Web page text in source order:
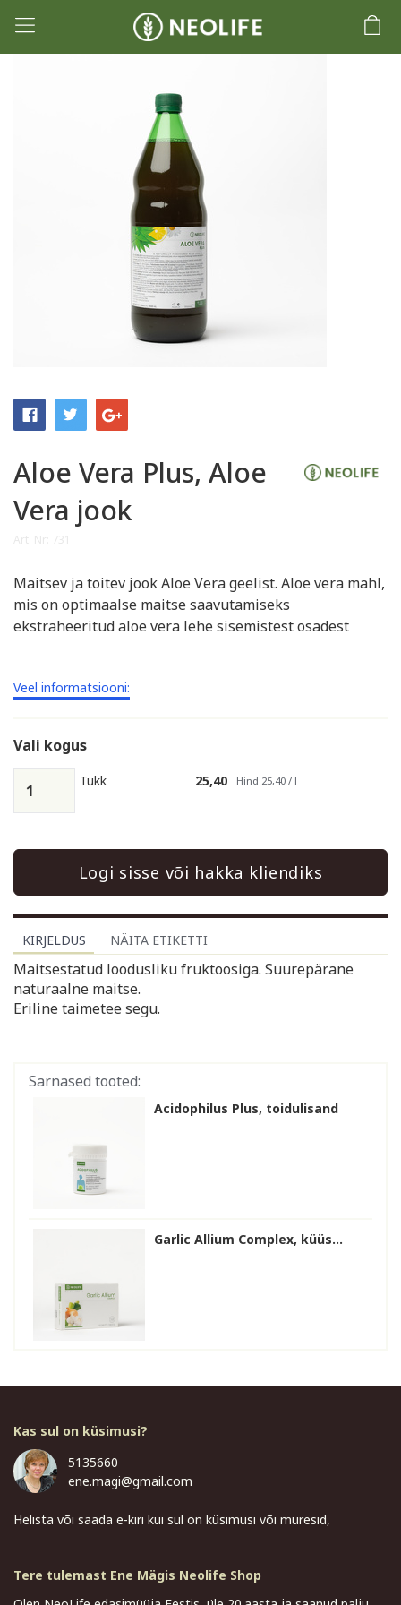
Aloe Vera Plus, Aloe
Vera jook
Maitsev ja toitev jook Aloe Vera geelist. Aloe vera mahl,
mis on optimaalse maitse saavutamiseks
ekstraheeritud aloe vera lehe sisemistest osadest
Veel informatsiooni:
Vali kogus
Tükk 25,40 Hind 25,40 / l
Logi sisse või hakka kliendiks
KIRJELDUS NÄITA ETIKETTI
Maitsestatud loodusliku fruktoosiga. Suurepärane
naturaalne maitse.
Eriline taimetee segu.
Sarnased tooted:
Acidophilus Plus, toidulisand
Garlic Allium Complex, küüs...
Kas sul on küsimusi?
5135660
ene.magi@gmail.com
Helista või saada e-kiri kui sul on küsimusi või muresid,
Tere tulemast Ene Mägis Neolife Shop